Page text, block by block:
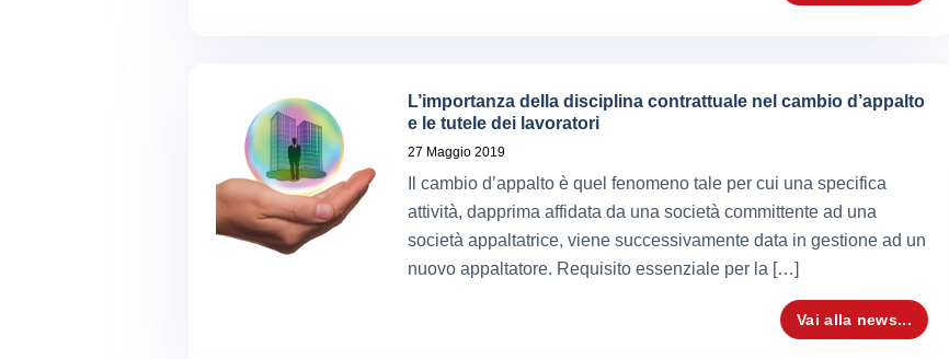
L’importanza della disciplina contrattuale nel cambio d’appalto
e le tutele dei lavoratori
27 Maggio 2019
Il cambio d’appalto è quel fenomeno tale per cui una specifica
attività, dapprima affidata da una società committente ad una
società appaltatrice, viene successivamente data in gestione ad un
nuovo appaltatore. Requisito essenziale per la […]
Vai alla news...